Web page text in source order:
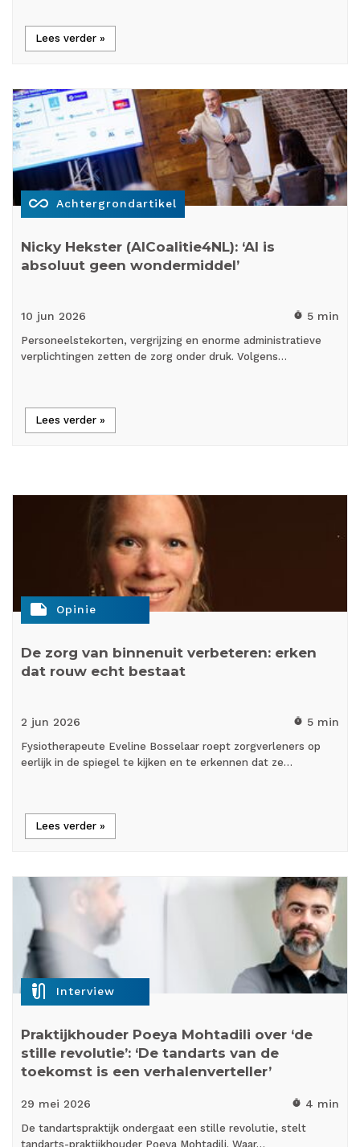
Lees verder »
all_inclusive Achtergrondartikel
Nicky Hekster (AICoalitie4NL): ‘AI is
absoluut geen wondermiddel’
10 jun 2026 timer 5 min
Personeelstekorten, vergrijzing en enorme administratieve
verplichtingen zetten de zorg onder druk. Volgens…
Lees verder »
note Opinie
De zorg van binnenuit verbeteren: erken
dat rouw echt bestaat
2 jun 2026 timer 5 min
Fysiotherapeute Eveline Bosselaar roept zorgverleners op
eerlijk in de spiegel te kijken en te erkennen dat ze…
Lees verder »
mic_external_on Interview
Praktijkhouder Poeya Mohtadili over ‘de
stille revolutie’: ‘De tandarts van de
toekomst is een verhalenverteller’
29 mei 2026 timer 4 min
De tandartspraktijk ondergaat een stille revolutie, stelt
tandarts-praktijkhouder Poeya Mohtadili. Waar…